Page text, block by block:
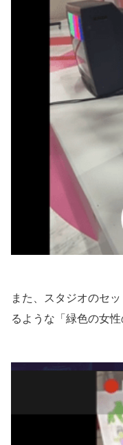
また、スタジオのセ
るような「緑色の女